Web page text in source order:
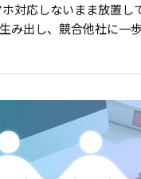
対応しないまま放置し
み出し、競合他社に一